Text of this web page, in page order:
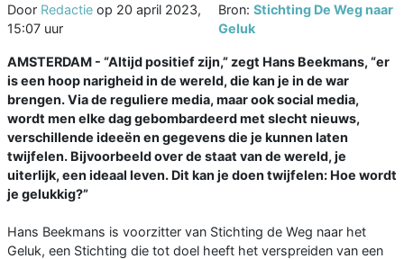
Door Redactie op 20 april 2023,
15:07 uur
Bron: Stichting De Weg naar
Geluk
AMSTERDAM - “Altijd positief zijn,” zegt Hans Beekmans, “er
is een hoop narigheid in de wereld, die kan je in de war
brengen. Via de reguliere media, maar ook social media,
wordt men elke dag gebombardeerd met slecht nieuws,
verschillende ideeën en gegevens die je kunnen laten
twijfelen. Bijvoorbeeld over de staat van de wereld, je
uiterlijk, een ideaal leven. Dit kan je doen twijfelen: Hoe wordt
je gelukkig?”
Hans Beekmans is voorzitter van Stichting de Weg naar het
Geluk, een Stichting die tot doel heeft het verspreiden van een